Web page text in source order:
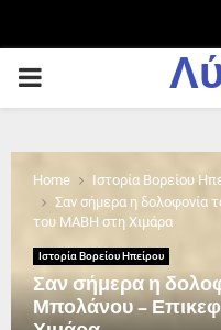
PRIMARY
Home
Ιστορία Βορείου
Σαν σήμερα η δολοφονία
του ΜΑΒΗ στη Χιμάρα
Ιστορία Βορείου Ηπείρου
Σαν σήμερα η
Μπολάνου –